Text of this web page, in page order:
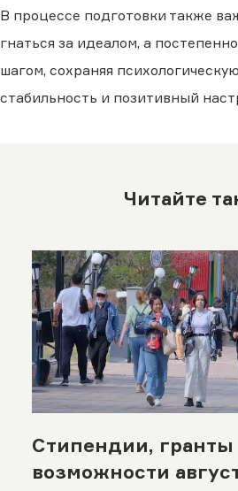
В процессе подготовки также
гнаться за идеалом, а
шагом, сохраняя психологическую
стабильность и позитивный
Читайте
Стипендии, гранты
возможности